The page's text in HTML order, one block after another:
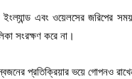
এবং ওয়েলসের জরিপের সময়
সংরক্ষণ করে না।
প্রতিক্রিয়ার ভয়ে গোপনও